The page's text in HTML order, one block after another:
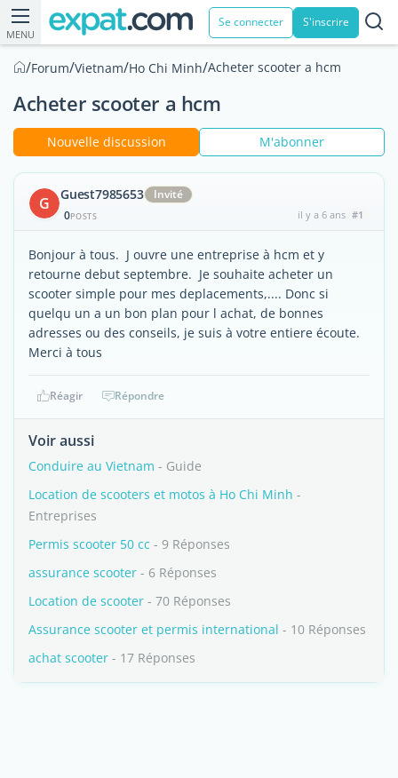
MENU
Se connecter S'inscrire
/Forum/Vietnam/Ho Chi Minh/Acheter scooter a hcm
Acheter scooter a hcm
Nouvelle discussion M'abonner
G Guest7985653
Invité
0POSTS il y a 6 ans #1
Bonjour à tous. J ouvre une entreprise à hcm et y
retourne debut septembre. Je souhaite acheter un
scooter simple pour mes deplacements,.... Donc si
quelqu un a un bon plan pour l achat, de bonnes
adresses ou des conseils, je suis à votre entiere écoute.
Merci à tous
Réagir Répondre
Voir aussi
Conduire au Vietnam - Guide
Location de scooters et motos à Ho Chi Minh -
Entreprises
Permis scooter 50 cc - 9 Réponses
assurance scooter - 6 Réponses
Location de scooter - 70 Réponses
Assurance scooter et permis international - 10 Réponses
achat scooter - 17 Réponses